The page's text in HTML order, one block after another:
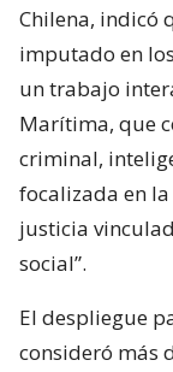
Chilena, indicó
imputado en
un trabajo
Marítima, que
criminal,
focalizada en
justicia
social”.
El despliegue
consideró más